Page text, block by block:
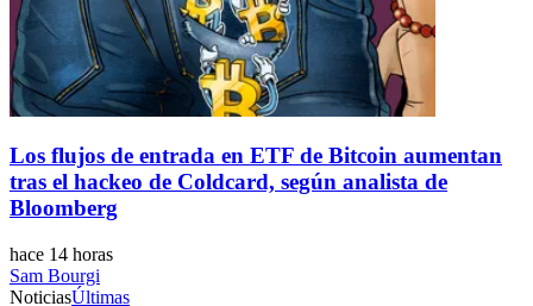
Los flujos de entrada en ETF de Bitcoin aumentan
tras el hackeo de Coldcard, según analista de
Bloomberg
hace 14 horas
Sam Bourgi
NoticiasÚltimas